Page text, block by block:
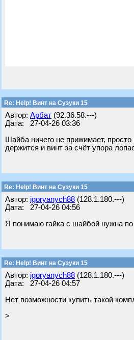
Re: Help! Винт на Сузуки 15
Автор: Арбат (92.36.58.---)
Дата: 27-04-26 03:36
Шайба ничего не прижимает,
держится и винт за счёт упора
Re: Help! Винт на Сузуки 15
Автор: igoryanych88 (128.1.180.---)
Дата: 27-04-26 04:56
Я понимаю гайка с шайбой нужна
Re: Help! Винт на Сузуки 15
Автор: igoryanych88 (128.1.180.---)
Дата: 27-04-26 04:57
Нет возможности купить такой
>